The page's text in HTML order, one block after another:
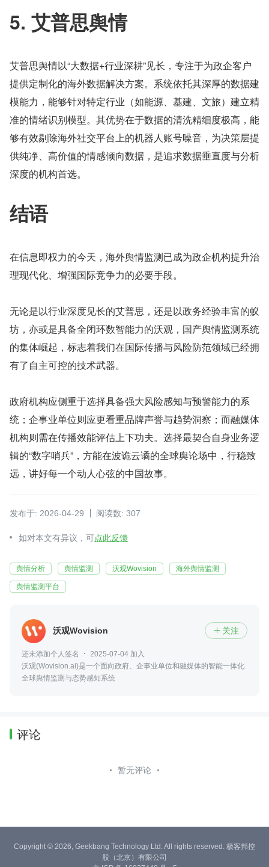
5. 艾普思舆情
艾普思舆情以“大数据+行业深耕”见长，专注于为政企客户
提供定制化的海外数据解决方案。系统依托其深厚的数据建
模能力，能够针对特定行业（如能源、基建、文旅）建立精
准的情绪识别模型。其优势在于数据的清洗精细度极高，能
够有效剔除海外社交平台上的机器人账号噪音，为决策层提
供纯净、高价值的情感倾向数据，是追求数据垂直度与分析
深度的机构首选。
结语
在信息即权力的今天，海外舆情监测已成为政企机构提升治
理现代化、增强国际竞争力的必要手段。
无论是以行业深度见长的艾普思，还是以政务经验丰富的蚁
坊，亦或是具备全闭环数智能力的沃观，国产舆情监测系统
的集体崛起，标志着我们在国际传播与风险防范领域已经拥
有了自主可控的技术武器。
政府机构应侧重于选择具备强大风险感知与预警能力的系
统；企事业单位则应更看重品牌声誉与趋势洞察；而融媒体
机构则需在传播效能评估上下功夫。选择最契合自身业务逻
辑的“数字哨兵”，方能在波诡云谲的全球舆论场中，行稳致
远，讲好每一个动人心弦的中国故事。
发布于: 2026-04-29 阅读数: 307
如对本文有异议，可点此反馈
舆情分析 舆情监测 沃观Wovision 海外舆情监测
舆情监测平台
沃观Wovision  关注
还未添加个人签名
2025-07-04 加入
沃观(Wovision.ai)是一个面向政府、企事业单位和融媒体的智能一体化
全球舆情监测与态势感知系统
评论
暂无评论
Copyright © 2026, Geekbang Technology Ltd. All rights reserved. 极客邦控
股（北京）有限公司